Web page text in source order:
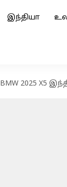
இந்தியா
BMW 2025 X5